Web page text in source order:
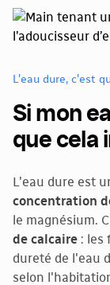
L'eau dure, c'est
Si mon
que cela
L'eau dure est
concentration
le magnésium.
de calcaire : les
dureté de l'eau
selon